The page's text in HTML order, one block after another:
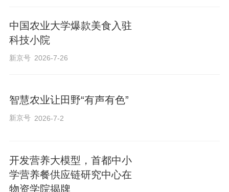
中国农业大学爆款美食入驻
科技小院
新京号 2026-7-26
智慧农业让田野“有声有色”
新京号 2026-7-2
开发营养大模型，首都中小
学营养餐供应链研究中心在
物资学院揭牌